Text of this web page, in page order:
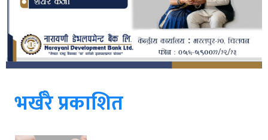
भर्खरै प्रकाशित